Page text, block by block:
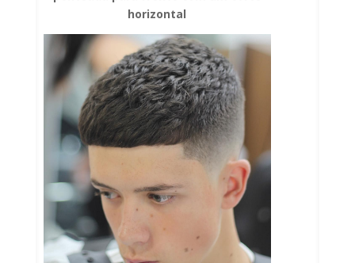
horizontal